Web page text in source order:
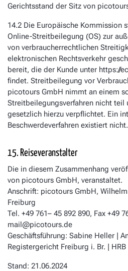
Gerichtsstand der Sitz von
14.2 Die Europäische Kommission
Online-Streitbeilegung (OS) zur
von verbraucherrechtlichen
elektronischen Rechtsverkehr
bereit, die der Kunde unter https://
findet. Streitbeilegung vor
picotours GmbH nimmt an einem
Streitbeilegungsverfahren nicht teil
gesetzlich hierzu verpflichtet. Ein
Beschwerdeverfahren existiert nicht.
15. Reiseveranstalter
Die in diesem Zusammenhang
von picotours GmbH, veranstaltet.
Anschrift: picotours GmbH,
Freiburg
Tel. +49 761– 45 892 890, Fax +49
mail@picotours.de
Geschäftsführung: Sabine Heller |
Registergericht Freiburg i. Br. | HRB
Stand: 21.06.2024